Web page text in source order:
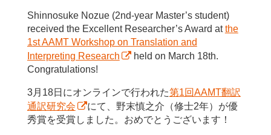
Shinnosuke Nozue (2nd-year Master’s student)
received the Excellent Researcher’s Award atthe
1st AAMT Workshop on Translation and
Interpreting Research
held on March 18th.
Congratulations!
3月18日にオンラインで行われた第1回AAMT翻訳
通訳研究会
にて、野末慎之介（修士2年）が優
秀賞を受賞しました。おめでとうございます！